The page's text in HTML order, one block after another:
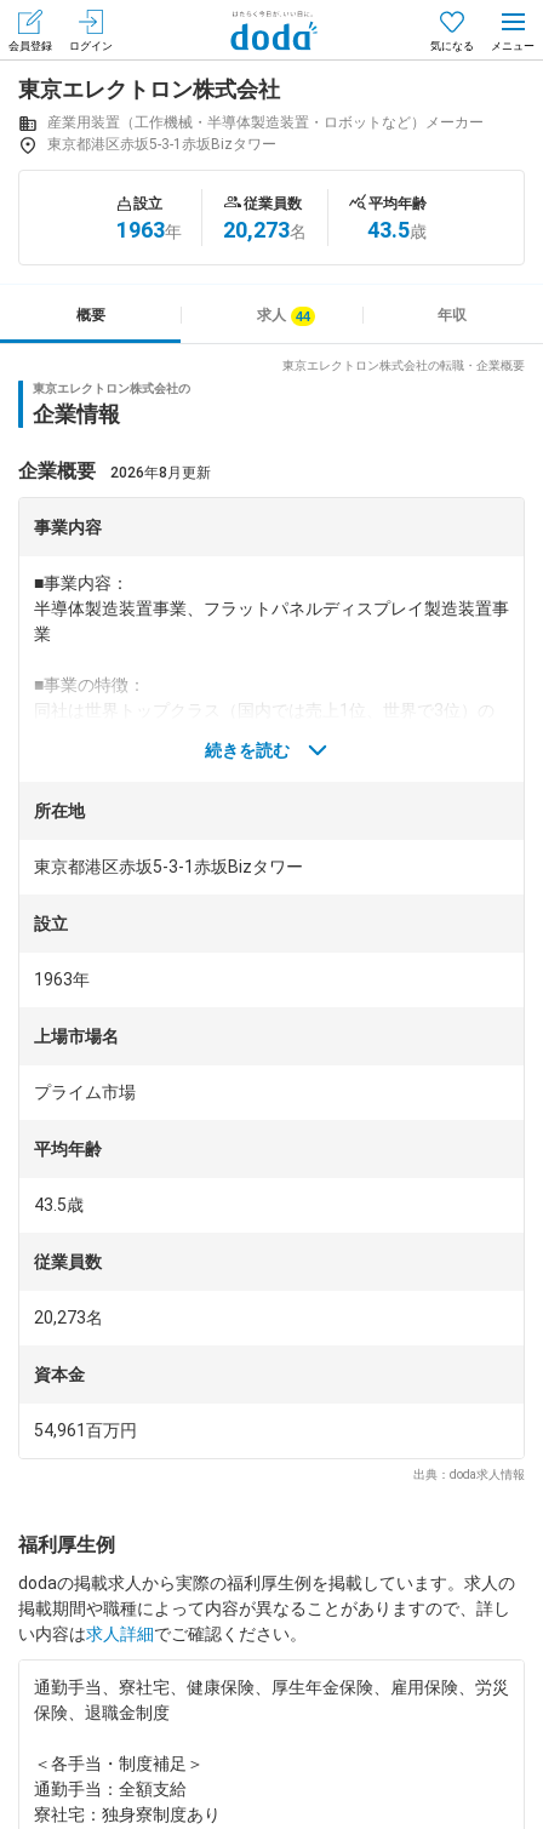
会員登録 ログイン 気になる
会員登録（無料） ログイン
はじめてdodaをご利用される方へ
求人を紹介してもらう
知りたい・聞きたい
専門サイト
dodaチャットサポート
対応時間：10:00～22:00(日曜・年末年始を除く)
自動案内は24時間365日対応
dodaの使い方は？
ヘルプ
東京エレクトロン株式会社
産業用装置（工作機械・半導体製造装置・ロボットなど）メーカー
東京都港区赤坂5-3-1赤坂Bizタワー
設立
1963年
従業員数
20,273名
平均年齢
43.5歳
概要 求人 年収
東京エレクトロン株式会社の転職・企業概要
東京エレクトロン株式会社の
企業情報
企業概要 2026年8月更新
事業内容
■事業内容：
半導体製造装置事業、フラットパネルディスプレイ製造装置事
業
■事業の特徴：
同社は世界トップクラス（国内では売上1位、世界で3位）の
ード向上のために、製造装置の種類によって関連会社が分かれ
（連結）で事業を展開し、海外売上が8割以上のグローバル企
体製造装置においては業界トップ10の約半数を日系企業が占
東京エレクトロンです。AI・IoT・5Gが加速させる・データ社
■同社の強み：
り工程ごとに利用する製造装置も異なってきますが、東京エレ
界に2社しかない状況です。研究開発費も例年売上の10%以上
した「世界で最も持続可能な100社」の72位にも選ばれていま
■同社の研究開発：
術において、継続的に価値を創造するため限界に挑戦しブレイ
内の主要開発拠点を中心に、ワールドワイドの研究・開発拠
を創出し続けます。
続きを読む
所在地
東京都港区赤坂5-3-1赤坂Bizタワー
設立
1963年
上場市場名
プライム市場
平均年齢
43.5歳
従業員数
20,273名
資本金
54,961百万円
出典：doda求人情報
福利厚生例
dodaの掲載求人から実際の福利厚生例を掲載しています。求人の
掲載期間や職種によって内容が異なることがありますので、詳し
い内容は求人詳細でご確認ください。
通勤手当、寮社宅、健康保険、厚生年金保険、雇用保険、労災
保険、退職金制度
＜各手当・制度補足＞
通勤手当：全額支給
寮社宅：独身寮制度あり